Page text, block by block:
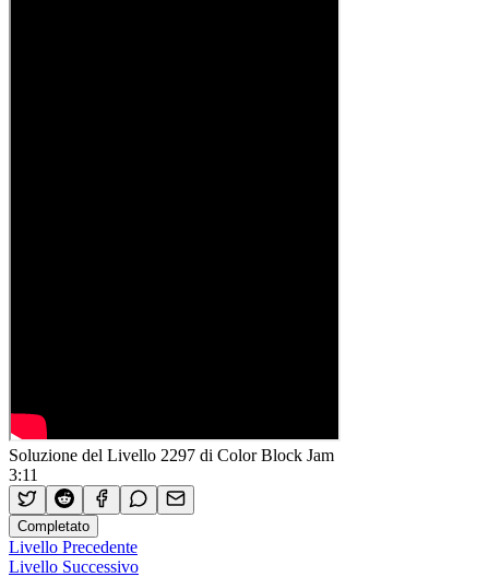
Soluzione del Livello 2297 di Color Block Jam
3:11
Completato
Livello Precedente
Livello Successivo